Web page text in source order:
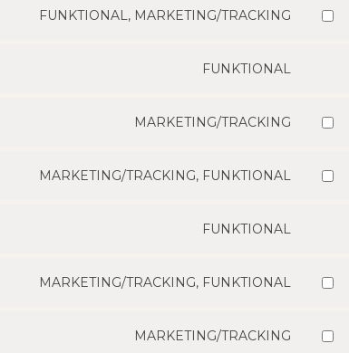
FUNK­TIO­NAL, MARKETING/TRACKING
FUNK­TIO­NAL
MARKETING/TRACKING
MARKETING/TRACKING, FUNK­TIO­NAL
FUNK­TIO­NAL
MARKETING/TRACKING, FUNK­TIO­NAL
MARKETING/TRACKING